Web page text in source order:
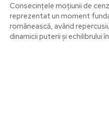
Consecințele moțiunii de
reprezentat un moment
românească, având
dinamicii puterii și echilibrului